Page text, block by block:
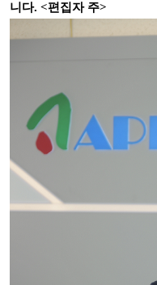
니다. <편집자 주>